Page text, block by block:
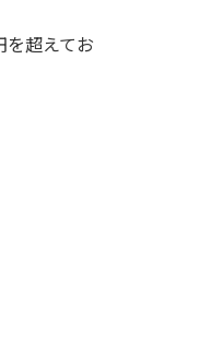
を超えてお